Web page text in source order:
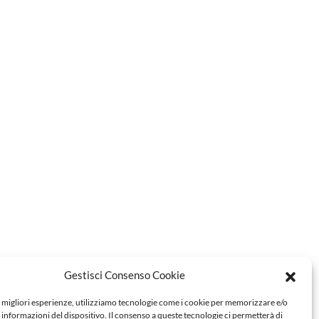
Gestisci Consenso Cookie
esperienze, utilizziamo tecnologie come i cookie per memorizzare e/o
informazioni del dispositivo. Il consenso a queste tecnologie ci permetterà di